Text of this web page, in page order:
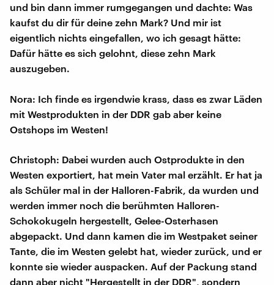
und bin dann immer rumgegangen und dachte: Was
kaufst du dir für deine zehn Mark? Und mir ist
eigentlich nichts eingefallen, wo ich gesagt hätte:
Dafür hätte es sich gelohnt, diese zehn Mark
auszugeben.
Nora: Ich finde es irgendwie krass, dass es zwar Läden
mit Westprodukten in der DDR gab aber keine
Ostshops im Westen!
Christoph: Dabei wurden auch Ostprodukte in den
Westen exportiert, hat mein Vater mal erzählt. Er hat ja
als Schüler mal in der Halloren-Fabrik, da wurden und
werden immer noch die berühmten Halloren-
Schokokugeln hergestellt, Gelee-Osterhasen
abgepackt. Und dann kamen die im Westpaket seiner
Tante, die im Westen gelebt hat, wieder zurück, und er
konnte sie wieder auspacken. Auf der Packung stand
dann aber nicht "Hergestellt in der DDR", sondern